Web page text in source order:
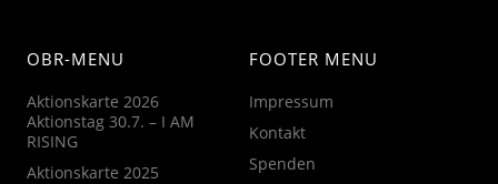
OBR-MENU
Aktionskarte 2026
Aktionstag 30.7. – I AM
RISING
Aktionskarte 2025
FOOTER MENU
Impressum
Kontakt
Spenden